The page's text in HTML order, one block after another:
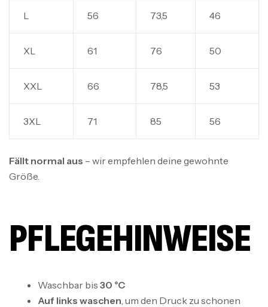
L 56 73,5 46
XL 61 76 50
XXL 66 78,5 53
3XL 71 85 56
Fällt normal aus – wir empfehlen deine gewohnte
Größe.
PFLEGEHINWEISE
Waschbar bis 30 °C
Auf links waschen, um den Druck zu schonen